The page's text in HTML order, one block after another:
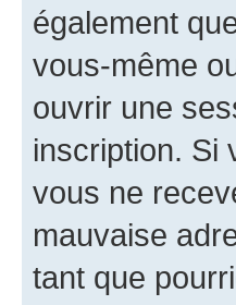
également
vous-même
ouvrir une
inscription. Si
vous ne
mauvaise
tant que